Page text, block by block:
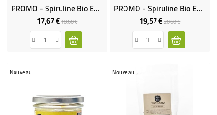
PROMO - Spiruline Bio En Paillettes
17,67 €Prix
de
base
18,60 €Prix
PROMO - Spiruline Bio En Comprimés
19,57 €Prix
de
base
20,60 €Prix
Nouveau Nouveau